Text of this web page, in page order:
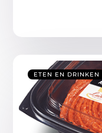
ETEN EN DRINKEN